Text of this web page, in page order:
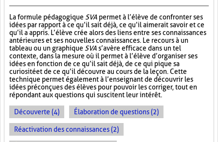
La formule pédagogique SVA permet à l’élève de confronter ses
idées par rapport à ce qu’il sait déjà, ce qu’il aimerait savoir et ce
qu’il a appris. L’élève crée alors des liens entre ses connaissances
antérieures et ses nouvelles connaissances. Le recours à un
tableau ou un graphique SVA s’avère efficace dans un tel
contexte, dans la mesure où il permet à l’élève d’organiser ses
idées en fonction de ce qu’il sait déjà, de ce qui pique sa
curiosité et de ce qu’il découvre au cours de la leçon. Cette
technique permet également à l’enseignant de découvrir les
idées préconçues des élèves pour pouvoir les corriger, tout en
répondant aux questions qui suscitent leur intérêt.
Découverte (4) Élaboration de questions (2)
Réactivation des connaissances (2)